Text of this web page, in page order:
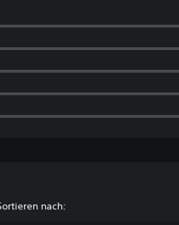
nach: